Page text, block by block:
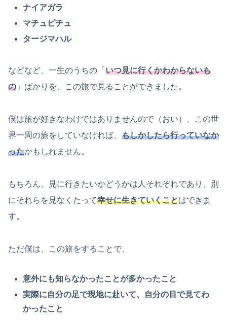
ナイアガラ
マチュピチュ
タージマハル
などなど、一生のうちの「 いつ見に行くかわからないも
の 」ばかりを、この旅で見ることができました。
僕は旅が好きなわけではありませんので（おい）、この世
界一周の旅をしていなければ、 もしかしたら行っていなか
ったかもしれません。
もちろん、見に行きたいかどうかは人それぞれであり、別
にそれらを見なくたって幸せに生きていくことはできま
す。
ただ僕は、この旅をすることで、
意外にも知らなかったことが多かったこと
実際に自分の足で現地に赴いて、自分の目で見てわ
かったこと